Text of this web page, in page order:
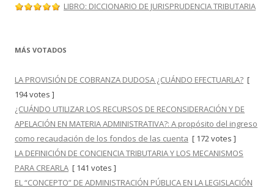
LIBRO: DICCIONARIO DE JURISPRUDENCIA TRIBUTARIA
MÁS VOTADOS
LA PROVISIÓN DE COBRANZA DUDOSA ¿CUÁNDO EFECTUARLA? [
194 votes ]
¿CUÁNDO UTILIZAR LOS RECURSOS DE RECONSIDERACIÓN Y DE
APELACIÓN EN MATERIA ADMINISTRATIVA?: A propósito del ingreso
como recaudación de los fondos de las cuenta [ 172 votes ]
LA DEFINICIÓN DE CONCIENCIA TRIBUTARIA Y LOS MECANISMOS
PARA CREARLA [ 141 votes ]
EL “CONCEPTO” DE ADMINISTRACIÓN PÚBLICA EN LA LEGISLACIÓN